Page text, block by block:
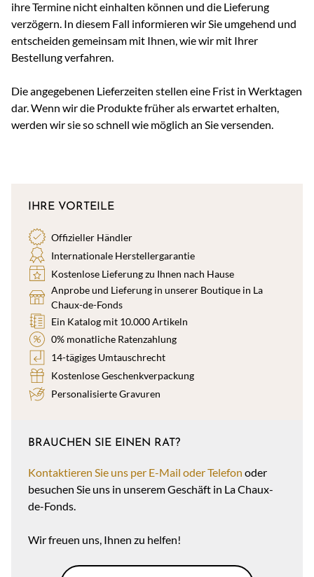
ihre Termine nicht einhalten können und die Lieferung
verzögern. In diesem Fall informieren wir Sie umgehend und
entscheiden gemeinsam mit Ihnen, wie wir mit Ihrer
Bestellung verfahren.
Die angegebenen Lieferzeiten stellen eine Frist in Werktagen
dar. Wenn wir die Produkte früher als erwartet erhalten,
werden wir sie so schnell wie möglich an Sie versenden.
IHRE VORTEILE
Offizieller Händler
Internationale Herstellergarantie
Kostenlose Lieferung zu Ihnen nach Hause
Anprobe und Lieferung in unserer Boutique in La
Chaux-de-Fonds
Ein Katalog mit 10.000 Artikeln
0% monatliche Ratenzahlung
14-tägiges Umtauschrecht
Kostenlose Geschenkverpackung
Personalisierte Gravuren
BRAUCHEN SIE EINEN RAT?
Kontaktieren Sie uns per E-Mail oder Telefon oder
besuchen Sie uns in unserem Geschäft in La Chaux-
de-Fonds.
Wir freuen uns, Ihnen zu helfen!